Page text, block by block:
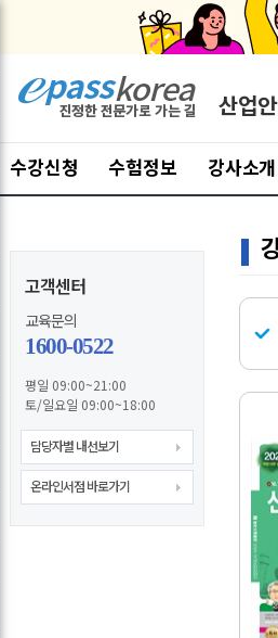
산업
수강신청 수험정보 강사소개
고객센터
교육문의
1600-0522
평일 09:00~21:00
토/일요일 09:00~18:00
담당자별 내선보기
온라인서점 바로가기